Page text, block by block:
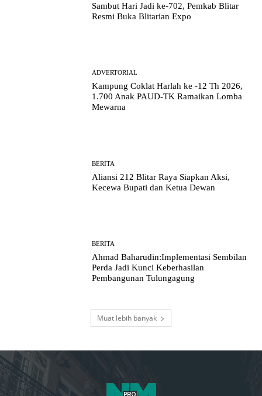
Sambut Hari Jadi ke-702, Pemkab Blitar
Resmi Buka Blitarian Expo
ADVERTORIAL
Kampung Coklat Harlah ke -12 Th 2026,
1.700 Anak PAUD-TK Ramaikan Lomba
Mewarna
BERITA
Aliansi 212 Blitar Raya Siapkan Aksi,
Kecewa Bupati dan Ketua Dewan
BERITA
Ahmad Baharudin:Implementasi Sembilan
Perda Jadi Kunci Keberhasilan
Pembangunan Tulungagung
Muat lebih banyak